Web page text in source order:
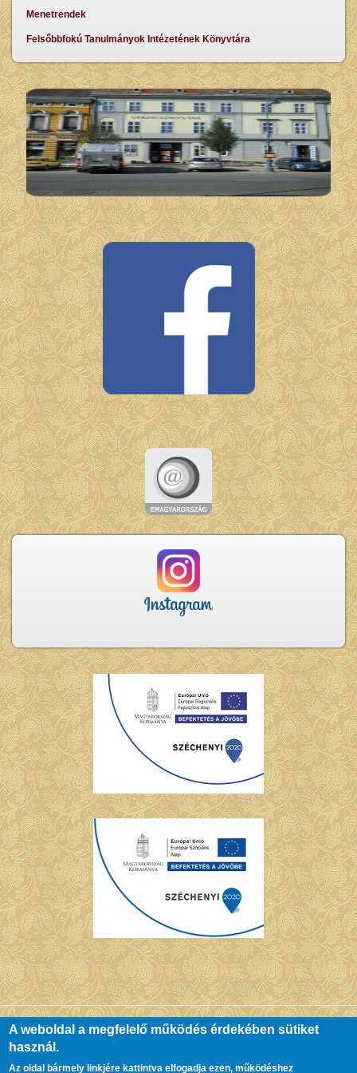
Menetrendek
Felsőbbfokú Tanulmányok Intézetének Könyvtára
A weboldal a megfelelő működés érdekében sütiket
használ.
Az oldal bármely linkjére kattintva elfogadja ezen, működéshez